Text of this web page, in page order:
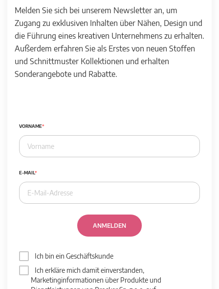
Melden Sie sich bei unserem Newsletter an, um
Zugang zu exklusiven Inhalten über Nähen, Design und
die Führung eines kreativen Unternehmens zu erhalten.
Außerdem erfahren Sie als Erstes von neuen Stoffen
und Schnittmuster Kollektionen und erhalten
Sonderangebote und Rabatte.
VORNAME
E-MAIL
ANMELDEN
Ich bin ein Geschäftskunde
Ich erkläre mich damit einverstanden,
Marketinginformationen über Produkte und